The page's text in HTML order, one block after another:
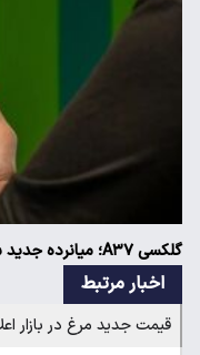
گلکسی A۳۷؛ میانرده جدید سامسونگ ارزش ۸۵ میلیون پول را دارد؟
اخبار مرتبط
قیمت جدید مرغ در بازار